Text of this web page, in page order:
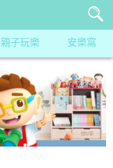
親子玩樂 安樂窩